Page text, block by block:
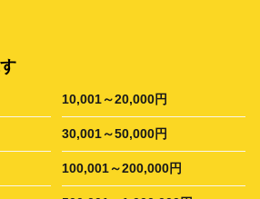
10,001～20,000円
30,001～50,000円
100,001～200,000円